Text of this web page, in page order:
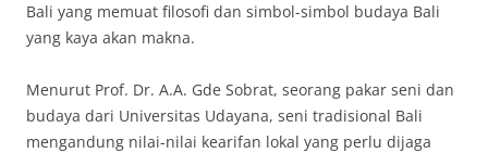
Bali yang memuat filosofi dan simbol-simbol budaya Bali
yang kaya akan makna.
Menurut Prof. Dr. A.A. Gde Sobrat, seorang pakar seni dan
budaya dari Universitas Udayana, seni tradisional Bali
mengandung nilai-nilai kearifan lokal yang perlu dijaga